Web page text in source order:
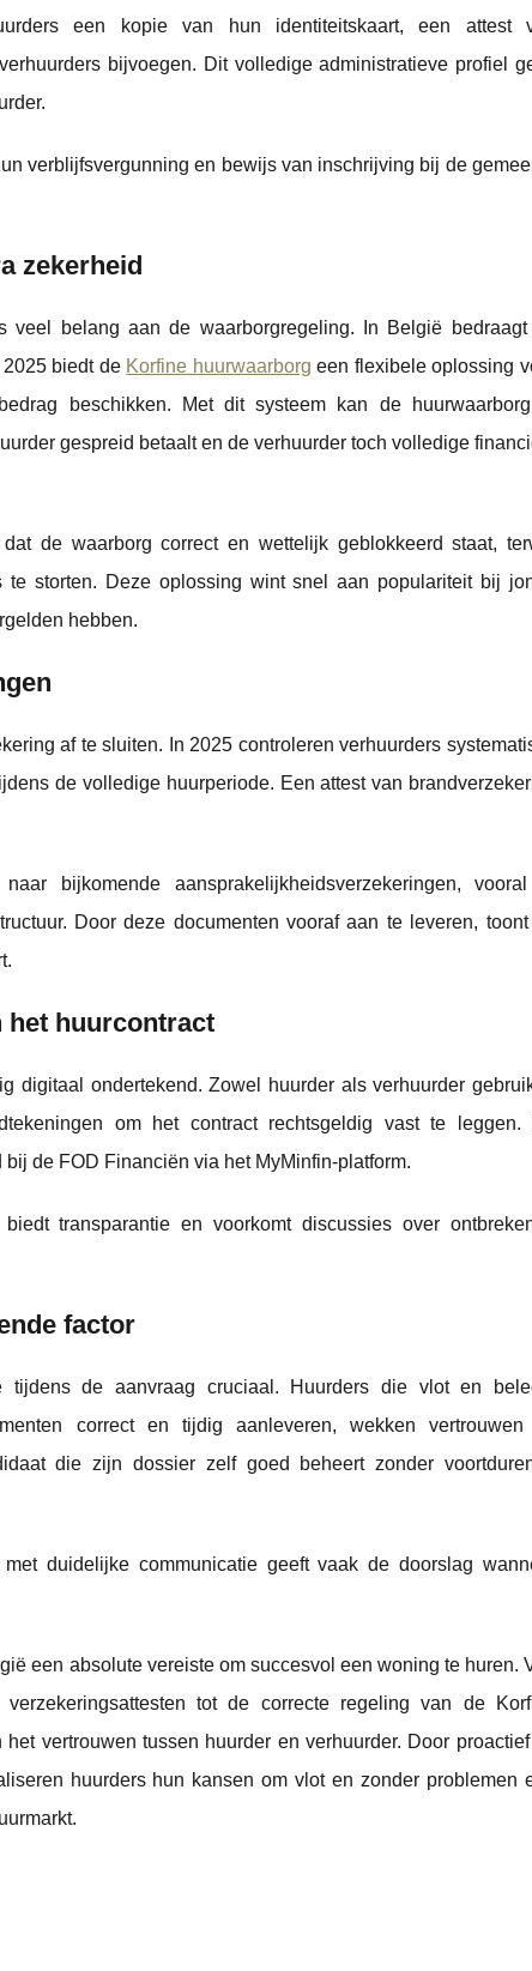
een kopie van hun identiteitskaart, een attest
bijvoegen. Dit volledige administratieve profiel
verblijfsvergunning en bewijs van inschrijving bij de
zekerheid
veel belang aan de waarborgregeling. In België
biedt de Korfine huurwaarborg een flexibele oplossing
beschikken. Met dit systeem kan de
gespreid betaalt en de verhuurder toch volledige
de waarborg correct en wettelijk geblokkeerd staat,
storten. Deze oplossing wint snel aan populariteit bij
hebben.
af te sluiten. In 2025 controleren verhuurders
de volledige huurperiode. Een attest van
bijkomende aansprakelijkheidsverzekeringen,
Door deze documenten vooraf aan te leveren,
het huurcontract
digitaal ondertekend. Zowel huurder als verhuurder
om het contract rechtsgeldig vast te leggen.
de FOD Financiën via het MyMinfin-platform.
transparantie en voorkomt discussies over
factor
de aanvraag cruciaal. Huurders die vlot en
correct en tijdig aanleveren, wekken
die zijn dossier zelf goed beheert zonder
duidelijke communicatie geeft vaak de doorslag
een absolute vereiste om succesvol een woning te huren.
tot de correcte regeling van de
vertrouwen tussen huurder en verhuurder. Door
huurders hun kansen om vlot en zonder problemen